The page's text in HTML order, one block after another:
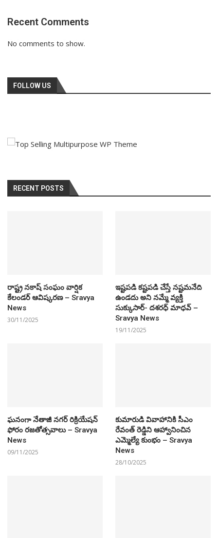
Recent Comments
No comments to show.
FOLLOW US
RECENT POSTS
రాష్ట్ర నకాష్ సంఘం వార్షిక
కేలండర్ ఆవిష్కరణ – Sravya
News
30/11/2025
ఇష్టపడి కష్టపడి చేస్తే నష్టమనేది
ఉండదు అని నమ్మే వ్యక్తి
సుక్కుసార్‌- దశరధ్‌ మాధవ్‌ –
Sravya News
19/11/2025
ఘనంగా నేతాజీ నగర్ రిక్రియేషన్
ఫోరం రజతోత్సవాలు – Sravya
News
09/11/2025
కుమారుడి వివాహానికి సీఎం
రేవంత్ రెడ్డిని ఆహ్వానించిన
ఎమ్మెల్యే కుంభం – Sravya
News
28/10/2025